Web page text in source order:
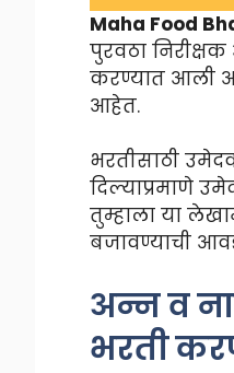
Maha Food
पुरवठा
करण्यात आली
आहेत.
भरतीसाठी
दिल्याप्रमाणे
तुम्हाला या
बजावण्याची
अन्न व
भरती